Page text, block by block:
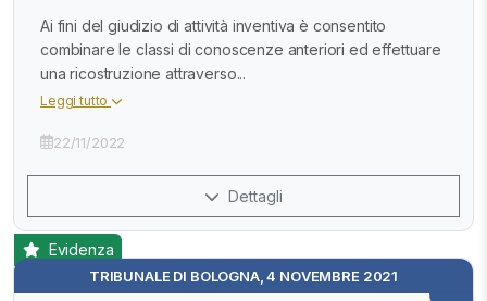
Ai fini del giudizio di attività inventiva è consentito
combinare le classi di conoscenze anteriori ed effettuare
una ricostruzione attraverso...
Leggi tutto
22/11/2022
Dettagli
TRIBUNALE DI BOLOGNA, 4 NOVEMBRE 2021
Evidenza